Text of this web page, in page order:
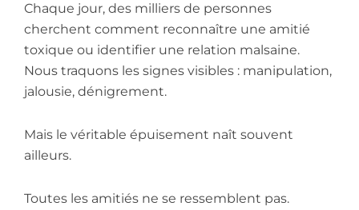
Chaque jour, des milliers de personnes
cherchent comment reconnaître une amitié
toxique ou identifier une relation malsaine.
Nous traquons les signes visibles : manipulation,
jalousie, dénigrement.
Mais le véritable épuisement naît souvent
ailleurs.
Toutes les amitiés ne se ressemblent pas.